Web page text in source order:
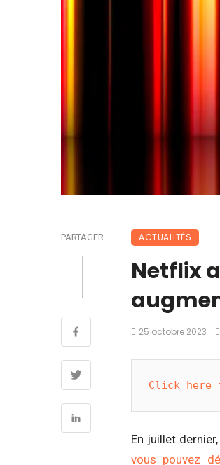
PARTAGER ACTUALITÉS
Netflix
25 octobre 2023
Click here
En juillet
vous pouvez